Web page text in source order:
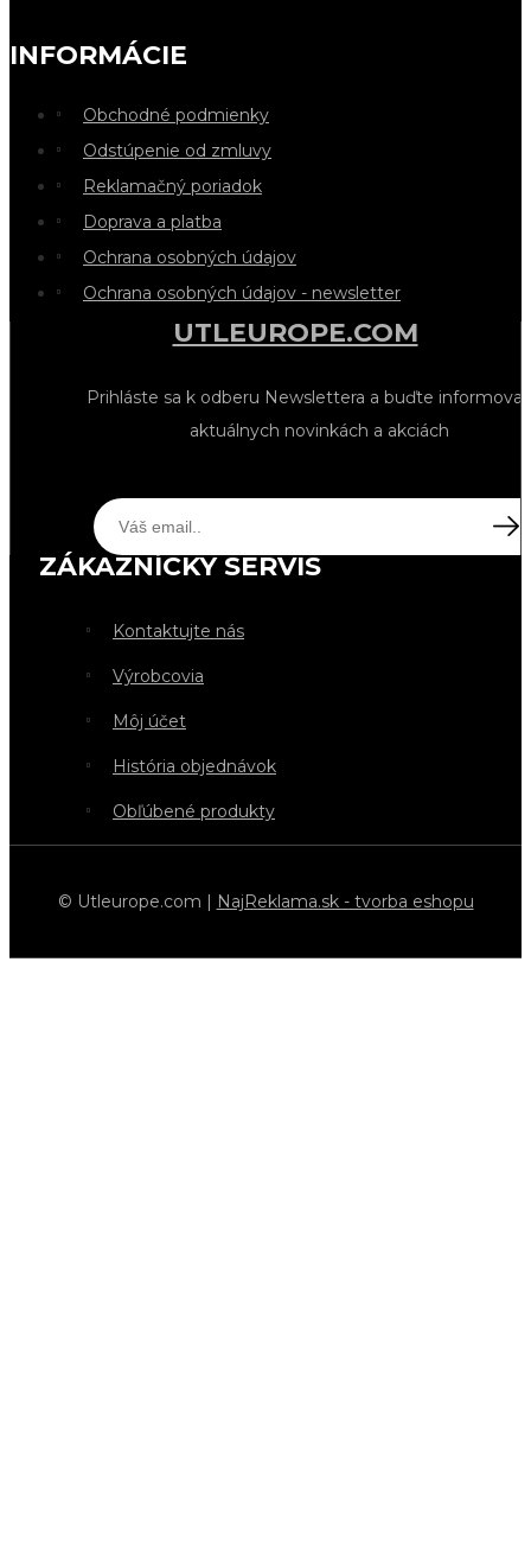
INFORMÁCIE
Obchodné podmienky
Odstúpenie od zmluvy
Reklamačný poriadok
Doprava a platba
Ochrana osobných údajov
Ochrana osobných údajov - newsletter
UTLEUROPE.COM
Prihláste sa k odberu Newslettera a buďte
aktuálnych novinkách a akciách
ZÁKAZNÍCKY SERVIS
Kontaktujte nás
Výrobcovia
Môj účet
História objednávok
Obľúbené produkty
© Utleurope.com | NajReklama.sk - tvorba eshopu